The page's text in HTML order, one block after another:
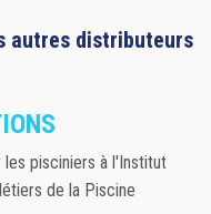
autres distributeurs
les pisciniers à l'Institut
de la Piscine